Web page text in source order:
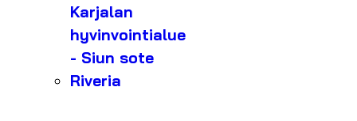
Karjalan
hyvinvointialue
- Siun sote
Riveria